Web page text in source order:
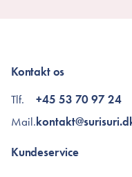
Kontakt os
Tlf.
Mail.
+45 53 70 97 24
Kundeservice